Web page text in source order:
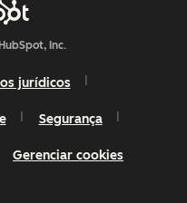
Inc.
jurídicos
Segurança
Gerenciar cookies